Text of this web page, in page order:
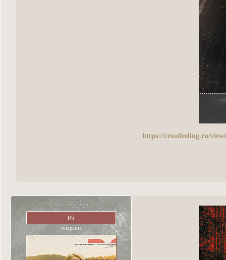
https://crossfeeling.ru/
PR
пиарщик